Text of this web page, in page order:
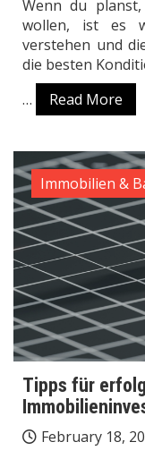
Wenn du
wollen, ist es
verstehen und
die besten
…
Read More
Immobilien &
Tipps für
February 18,